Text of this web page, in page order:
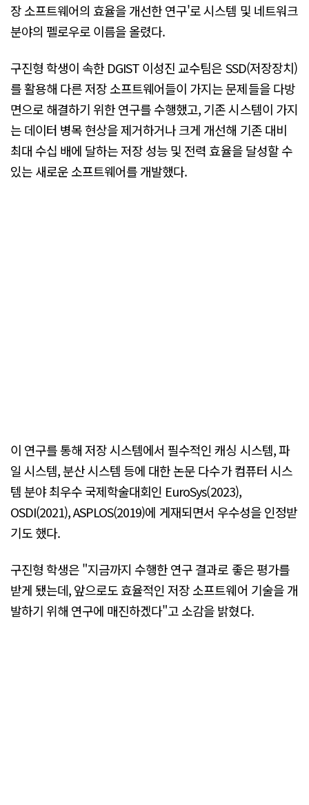
장 소프트웨어의 효율을 개선한 연구'로 시스템 및 네트워크
분야의 펠로우로 이름을 올렸다.
구진형 학생이 속한 DGIST 이성진 교수팀은 SSD(저장장치)
를 활용해 다른 저장 소프트웨어들이 가지는 문제들을 다방
면으로 해결하기 위한 연구를 수행했고, 기존 시스템이 가지
는 데이터 병목 현상을 제거하거나 크게 개선해 기존 대비
최대 수십 배에 달하는 저장 성능 및 전력 효율을 달성할 수
있는 새로운 소프트웨어를 개발했다.
이 연구를 통해 저장 시스템에서 필수적인 캐싱 시스템, 파
일 시스템, 분산 시스템 등에 대한 논문 다수가 컴퓨터 시스
템 분야 최우수 국제학술대회인 EuroSys(2023),
OSDI(2021), ASPLOS(2019)에 게재되면서 우수성을 인정받
기도 했다.
구진형 학생은 "지금까지 수행한 연구 결과로 좋은 평가를
받게 됐는데, 앞으로도 효율적인 저장 소프트웨어 기술을 개
발하기 위해 연구에 매진하겠다"고 소감을 밝혔다.